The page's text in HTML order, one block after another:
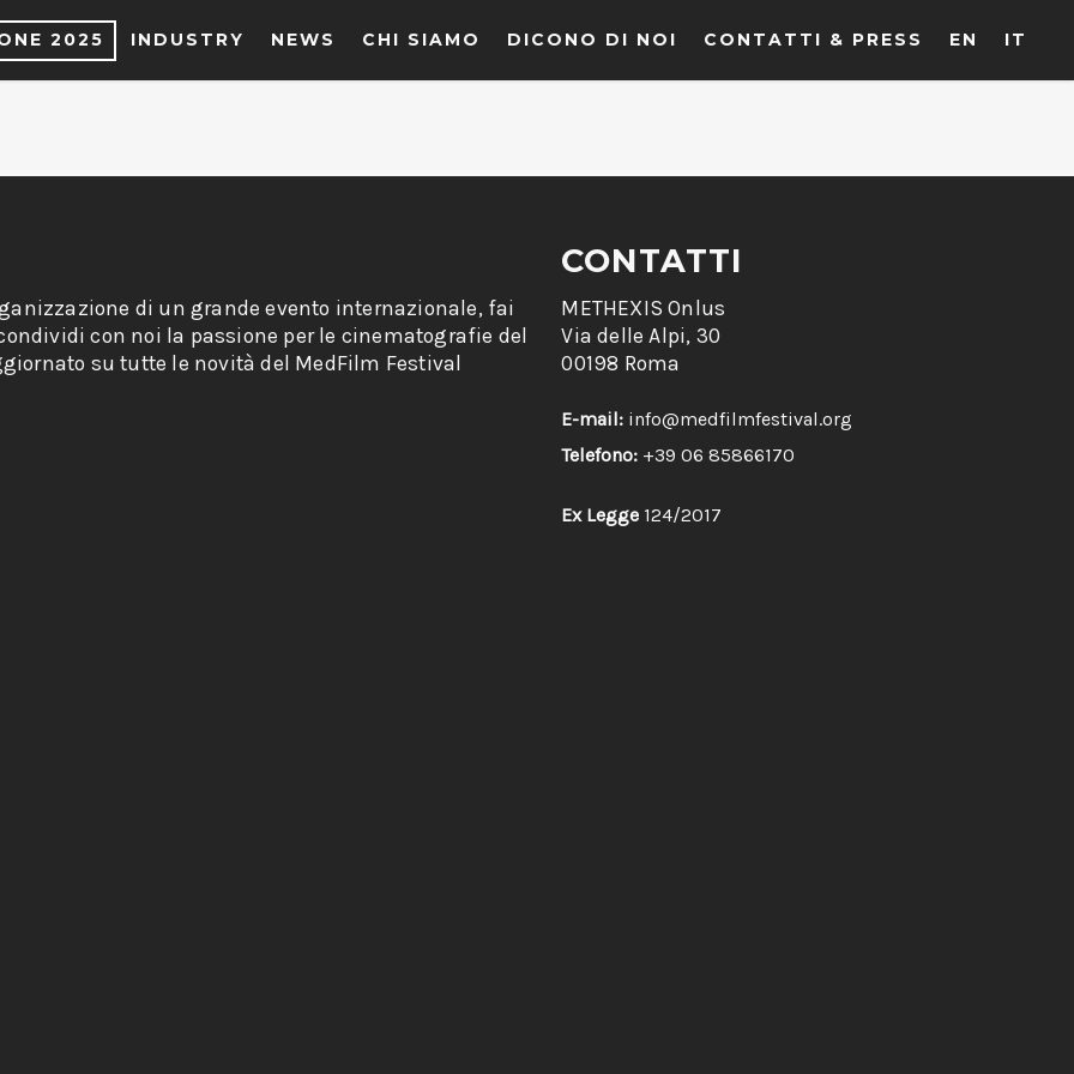
2025 INDUSTRY NEWS CHI SIAMO DICONO DI NOI CONTATTI & PRESS EN IT
di un grande evento internazionale, fai
con noi la passione per le cinematografie del
su tutte le novità del MedFilm Festival
CONTATTI
METHEXIS Onlus
Via delle Alpi, 30
00198 Roma
E-mail: info@medfilmfestival.org
Telefono: +39 06 85866170
Ex Legge 124/2017